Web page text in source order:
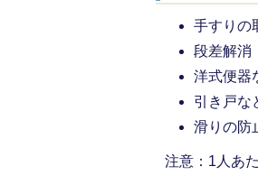
手すりの
段差解消
洋式便器
引き戸な
滑りの
注意：1人あ